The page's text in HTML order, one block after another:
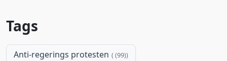
Tags
Anti-regerings protesten (99)